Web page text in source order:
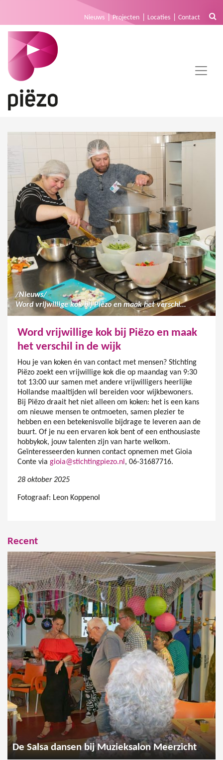
Nieuws Projecten Locaties Contact
/Nieuws/
Word vrijwillige kok bij Piëzo en maak het verschil in de wijk
Word vrijwillige kok bij Piëzo en maak
het verschil in de wijk
Hou je van koken én van contact met mensen? Stichting
Piëzo zoekt een vrijwillige kok die op maandag van 9:30
tot 13:00 uur samen met andere vrijwilligers heerlijke
Hollandse maaltijden wil bereiden voor wijkbewoners.
Bij Piëzo draait het niet alleen om koken: het is een kans
om nieuwe mensen te ontmoeten, samen plezier te
hebben en een betekenisvolle bijdrage te leveren aan de
buurt. Of je nu een ervaren kok bent of een enthousiaste
hobbykok, jouw talenten zijn van harte welkom.
Geïnteresseerden kunnen contact opnemen met Gioia
Conte via gioia@stichtingpiezo.nl , 06-31687716.
28 oktober 2025
Fotograaf: Leon Koppenol
Recent
De Salsa dansen bij Muzieksalon Meerzicht